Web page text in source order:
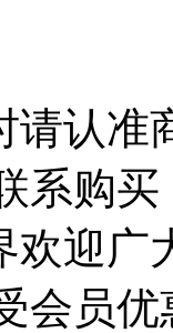
请认准
系购
欢迎广
会员